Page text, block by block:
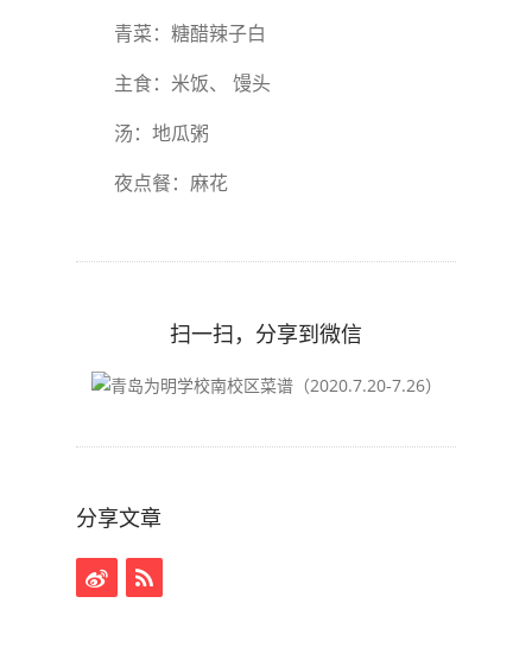
青菜：糖醋辣子白
主食：米饭、 馒头
汤：地瓜粥
夜点餐：麻花
扫一扫，分享到微信
分享文章